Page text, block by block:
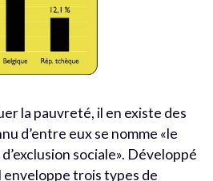
la pauvreté, il en existe des
d’entre eux se nomme «le
sociale». Développé
enveloppe trois types de